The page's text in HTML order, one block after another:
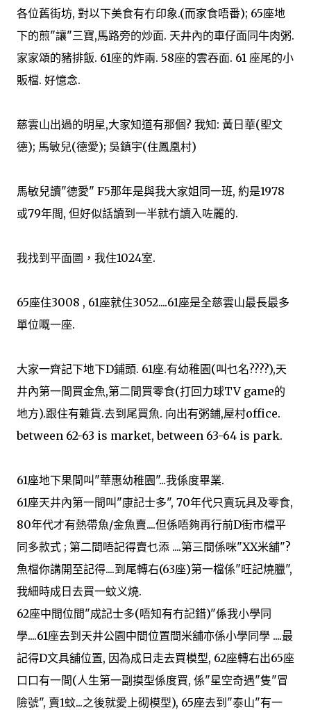
各位舊街坊, 對以下美食有冇印象.(而家食唔番); 65座地
下的煎"讓"三寶,馬路旁的炒面. 天井內的車仔面同牛肉粥.
家家頌的豬排飯. 61座的炸兩. 58座的雲吞面. 61 座尾的小
販檔. 好憶念.
慈雲山出過的明星,大家知道有那個? 我知: 黃日華(堲文
德); 馬敏兒(德愛); 吳鎮宇(住鳳凰村)
馬敏兒讀"德愛" F5那年是與我大家姐同一班, 約是1978
或79年間, 但好似話讀到一半就冇讀入咗麗的.
我找到平面圖，我住1024室.
65座住3008 , 61座就住3052....61座是全慈雲山最長最多
單位嘅一座.
大家一齊記下地下D鋪頭. 61座.有幼稚園(叫乜名????),天
井內第一間買金魚,第二間買零食(打回力球TV game的
地方).跟住有雜貨.去到尾買魚. 向出有粥鋪,屋村office.
between 62-63 is market, between 63-64 is park.
61座地下果間叫"華惠幼稚園"...我係度畢業.
61座天井內第一間叫"康記士多", 70年代只賣玩具及零食,
80年代才有熱帶魚/金魚賣....但係唔夠再行前D街市檔平
同多款式 ; 第二間唔記得賣乜添 ....第三間係咪"XX米舖"?
魚檔你講開至記得....到尾轉右(63座)第一檔係"旺記燒臘",
我細時成日去買一蚊义燒.
62座中間位間"成記士多(唔知有冇記錯)"係我小學同
學....61座去到天井公園中間位置間米舖亦係小學同學 ....最
記得D文具舖位置, 因為成日走去買模型, 62座轉右出65座
口口有一間(人生第一副摸型係度買, 係"星空奇遇"隻"冒
險號", 賣1蚊...之後就愛上砌模型), 65座去到"泰山"有一